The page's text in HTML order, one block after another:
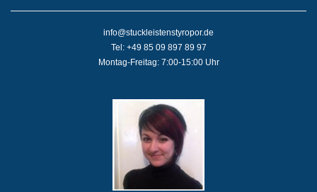
info@stuckleistenstyropor.de
Tel: +49 85 09 897 89 97
Montag-Freitag: 7:00-15:00 Uhr